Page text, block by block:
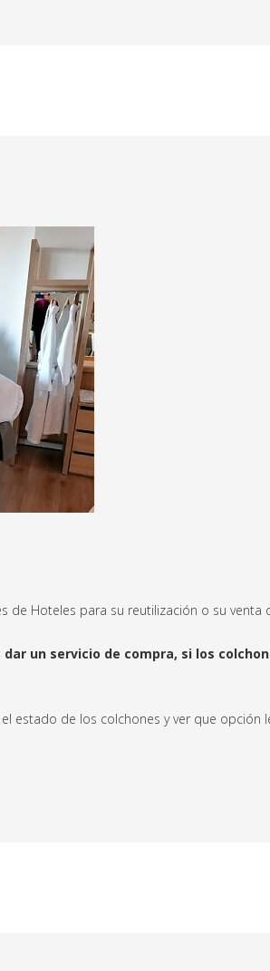
de Hoteles para su reutilización o su venta
un servicio de compra, si los
estado de los colchones y ver que opción